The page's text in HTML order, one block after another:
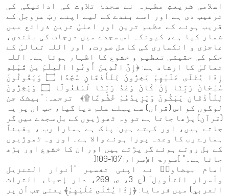
اسلامی شریعتِ مطہرہ نے سجدۂ تلاوت کی ادائیگی کی
ترغیب دی ہے اور اسے بندے کے لیے اپنے ربّ عزوجل کے
قریب ہونے کے عظیم ترین اور اعلیٰ ترین ذرائع میں
شمار کیا ہے، کیونکہ اس سجدے میں درجات کی بلندی،
عاجزی و انکساری کی کامل صورت، اور اللہ تعالیٰ کے
حکم کی حقیقی تعظیم و خشوع کا اظہار ہوتا ہے۔ اللہ
تعالیٰ کا ارشاد ہے: ﴿إِنَّ الَّذِينَ أُوتُوا الْعِلْمَ مِنْ قَبْلِهِ
إِذَا يُتْلَى عَلَيْهِمْ يَخِرُّونَ لِلْأَذْقَانِ سُجَّدًا ۝ وَيَقُولُونَ
سُبْحَانَ رَبِّنَا إِنْ كَانَ وَعْدُ رَبِّنَا لَمَفْعُولًا ۝ وَيَخِرُّونَ
لِلْأَذْقَانِ يَبْكُونَ وَيَزِيدُهُمْ خُشُوعًا۩﴾ ترجمہ: "بیشک جن
لوگوں کو اس (قرآن) سے پہلے علم دیا گیا، جب ان پر یہ
(قرآن) پڑھا جاتا ہے تو وہ ٹھوڑیوں کے بل سجدے میں گر
جاتے ہیں، اور کہتے ہیں: پاک ہے ہمارا رب ، یقیناً
ہمارے رب کا وعدہ پورا ہونے والا ہے۔ اور وہ ٹھوڑیوں
کے بل روتے ہوئے گر پڑتے ہیں اور ان کا خشوع اور بڑھ
جاتا ہے۔" )سورۃ الإسراء: 107-109(
امام بیضاویؒ نے اپنی تفسیر "أنوار التنزيل
وأسرار التأويل" (ج 3، ص 269، دار إحياء التراث
العربي) میں فرمایا: ﴿إِذَا يُتْلَى عَلَيْهِمْ﴾ یعنی جب اُن پر